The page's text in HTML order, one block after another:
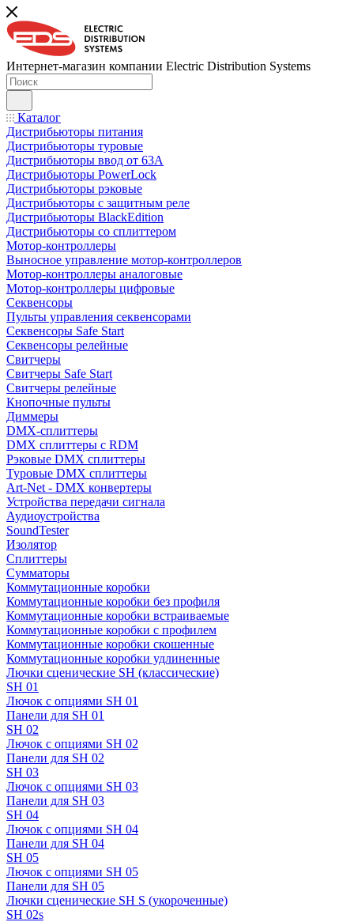
Интернет-магазин компании Electric Distribution Systems
Каталог
Дистрибьюторы питания
Дистрибьюторы туровые
Дистрибьюторы ввод от 63A
Дистрибьюторы PowerLock
Дистрибьюторы рэковые
Дистрибьюторы с защитным реле
Дистрибьюторы BlackEdition
Дистрибьюторы со сплиттером
Мотор-контроллеры
Выносное управление мотор-контроллеров
Мотор-контроллеры аналоговые
Мотор-контроллеры цифровые
Секвенсоры
Пульты управления секвенсорами
Секвенсоры Safe Start
Секвенсоры релейные
Свитчеры
Свитчеры Safe Start
Свитчеры релейные
Кнопочные пульты
Диммеры
DMX-сплиттеры
DMX сплиттеры с RDM
Рэковые DMX сплиттеры
Туровые DMX сплиттеры
Art-Net - DMX конвертеры
Устройства передачи сигнала
Аудиоустройства
SoundTester
Изолятор
Сплиттеры
Сумматоры
Коммутационные коробки
Коммутационные коробки без профиля
Коммутационные коробки встраиваемые
Коммутационные коробки с профилем
Коммутационные коробки скошенные
Коммутационные коробки удлиненные
Лючки сценические SH (классические)
SH 01
Лючок с опциями SH 01
Панели для SH 01
SH 02
Лючок с опциями SH 02
Панели для SH 02
SH 03
Лючок с опциями SH 03
Панели для SH 03
SH 04
Лючок с опциями SH 04
Панели для SH 04
SH 05
Лючок с опциями SH 05
Панели для SH 05
Лючки сценические SH S (укороченные)
SH 02s